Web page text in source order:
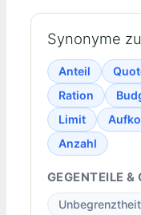
Synonyme
Anteil
Ration
Limit
Anzahl
GEGENTEILE &
Unbegrenztheit